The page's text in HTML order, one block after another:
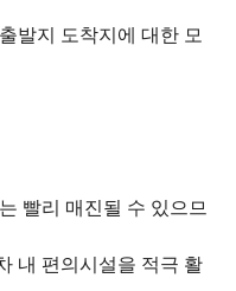
발지 도착지에 대한 모
빨리 매진될 수 있으므
내 편의시설을 적극 활